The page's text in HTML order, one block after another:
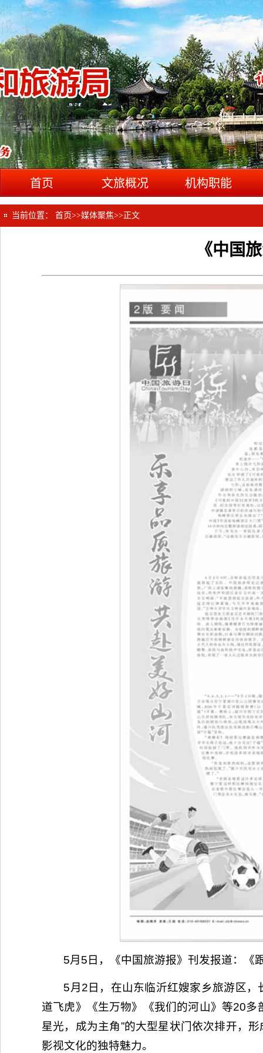
首页 文旅概况 机构职能
当前位置： 首页>>媒体聚焦>> 正文
《中国
5月5日，《中国旅游报》刊发报道：《
5月2日，在山东临沂红嫂家乡旅游区
道飞虎》《生万物》《我们的河山》等20
星光，成为主角”的大型星状门依次排开，
影视文化的独特魅力。